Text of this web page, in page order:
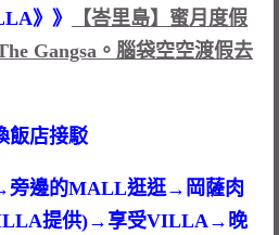
》》
【峇里島】蜜月度假
Gangsa。腦袋空空渡假去
飯店接駁
旁邊的MALL逛逛→岡薩肉
提供)→享受VILLA→晚